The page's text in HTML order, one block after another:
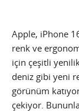
Apple, iPhone
renk ve
için çeşitli
deniz gibi yeni
görünüm
çekiyor.